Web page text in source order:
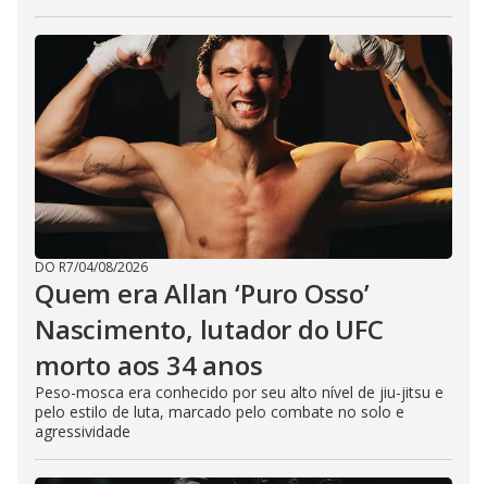
DO R7/04/08/2026
Quem era Allan ‘Puro Osso’
Nascimento, lutador do UFC
morto aos 34 anos
Peso-mosca era conhecido por seu alto nível de jiu-jitsu e
pelo estilo de luta, marcado pelo combate no solo e
agressividade